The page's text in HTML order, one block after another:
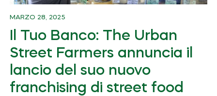
MARZO 28, 2025
Il Tuo Banco: The Urban
Street Farmers annuncia il
lancio del suo nuovo
franchising di street food